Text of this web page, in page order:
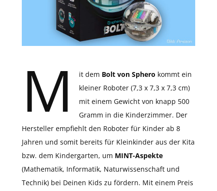
M it dem Bolt von Sphero kommt ein
kleiner Roboter (7,3 x 7,3 x 7,3 cm)
mit einem Gewicht von knapp 500
Gramm in die Kinderzimmer. Der
Hersteller empfiehlt den Roboter für Kinder ab 8
Jahren und somit bereits für Kleinkinder aus der Kita
bzw. dem Kindergarten, um MINT-Aspekte
(Mathematik, Informatik, Naturwissenschaft und
Technik) bei Deinen Kids zu fördern. Mit einem Preis